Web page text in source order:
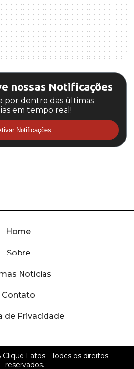
nossas Notificações
por dentro das últimas
em tempo real!
Notificações
Home
Sobre
Notícias
Contato
de Privacidade
Clique Fatos- Todos os direitos
reservados.